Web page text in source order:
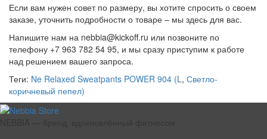
Если вам нужен совет по размеру, вы хотите спросить о своем
заказе, уточнить подробности о товаре – мы здесь для вас.
Напишите нам на nebbia@kickoff.ru или позвоните по
телефону +7 963 782 54 95, и мы сразу приступим к работе
над решением вашего запроса.
Теги: Ne Relaxed Sweatpants POWER 904 (L, Светло-
коричневый пепел)